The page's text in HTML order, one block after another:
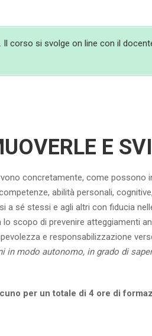
corso si svolge on line con il
E
concretamente, come possono
abilità personali,
a sé stessi e agli altri con fiducia
scopo di prevenire atteggiamenti
e responsabilizzazione
modo autonomo, in grado di
per un totale di 4 ore di